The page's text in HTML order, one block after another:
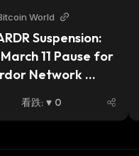
World
Suspension:
11 Pause for
Network
看跌: 0